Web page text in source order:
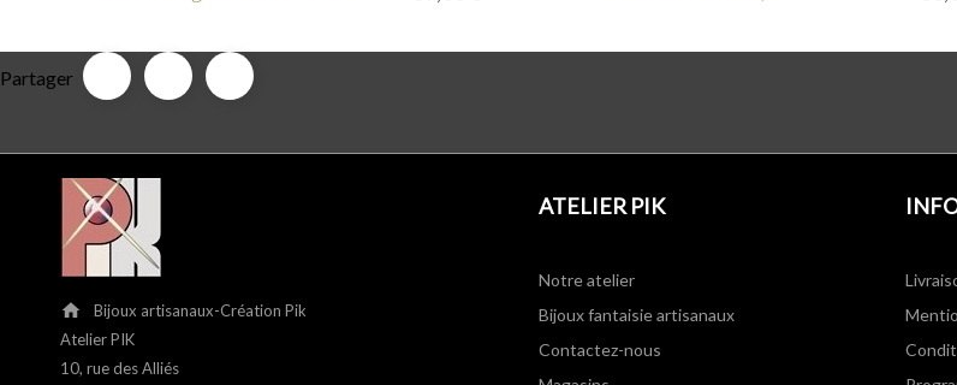
Partager
home
Bijoux artisanaux-Création Pik
Atelier PIK
10, rue des Alliés
ATELIER PIK
Notre atelier
Bijoux fantaisie artisanaux
Contactez-nous